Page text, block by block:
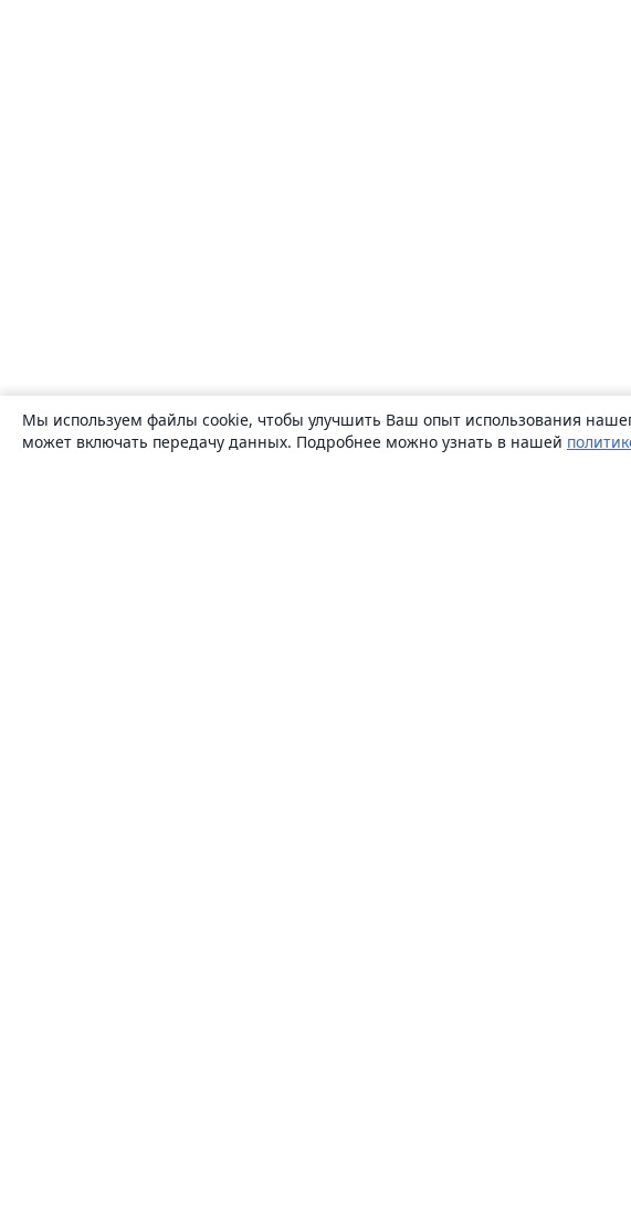
Мы используем файлы cookie, чтобы улучшить Ваш опыт использования
может включать передачу данных. Подробнее можно узнать в нашей